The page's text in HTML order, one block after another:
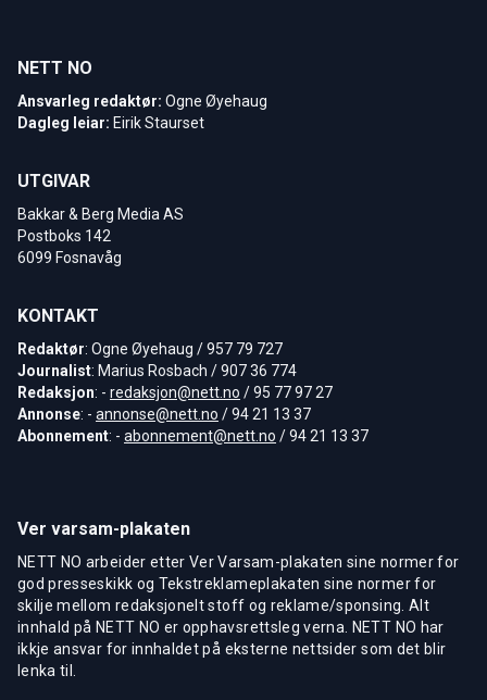
NETT NO
Ansvarleg redaktør: Ogne Øyehaug
Dagleg leiar: Eirik Staurset
UTGIVAR
Bakkar & Berg Media AS
Postboks 142
6099 Fosnavåg
KONTAKT
Redaktør: Ogne Øyehaug / 957 79 727
Journalist: Marius Rosbach / 907 36 774
Redaksjon: - redaksjon@nett.no / 95 77 97 27
Annonse: - annonse@nett.no / 94 21 13 37
Abonnement: - abonnement@nett.no / 94 21 13 37
Ver varsam-plakaten
NETT NO arbeider etter Ver Varsam-plakaten sine normer for
god presseskikk og Tekstreklameplakaten sine normer for
skilje mellom redaksjonelt stoff og reklame/sponsing. Alt
innhald på NETT NO er opphavsrettsleg verna. NETT NO har
ikkje ansvar for innhaldet på eksterne nettsider som det blir
lenka til.